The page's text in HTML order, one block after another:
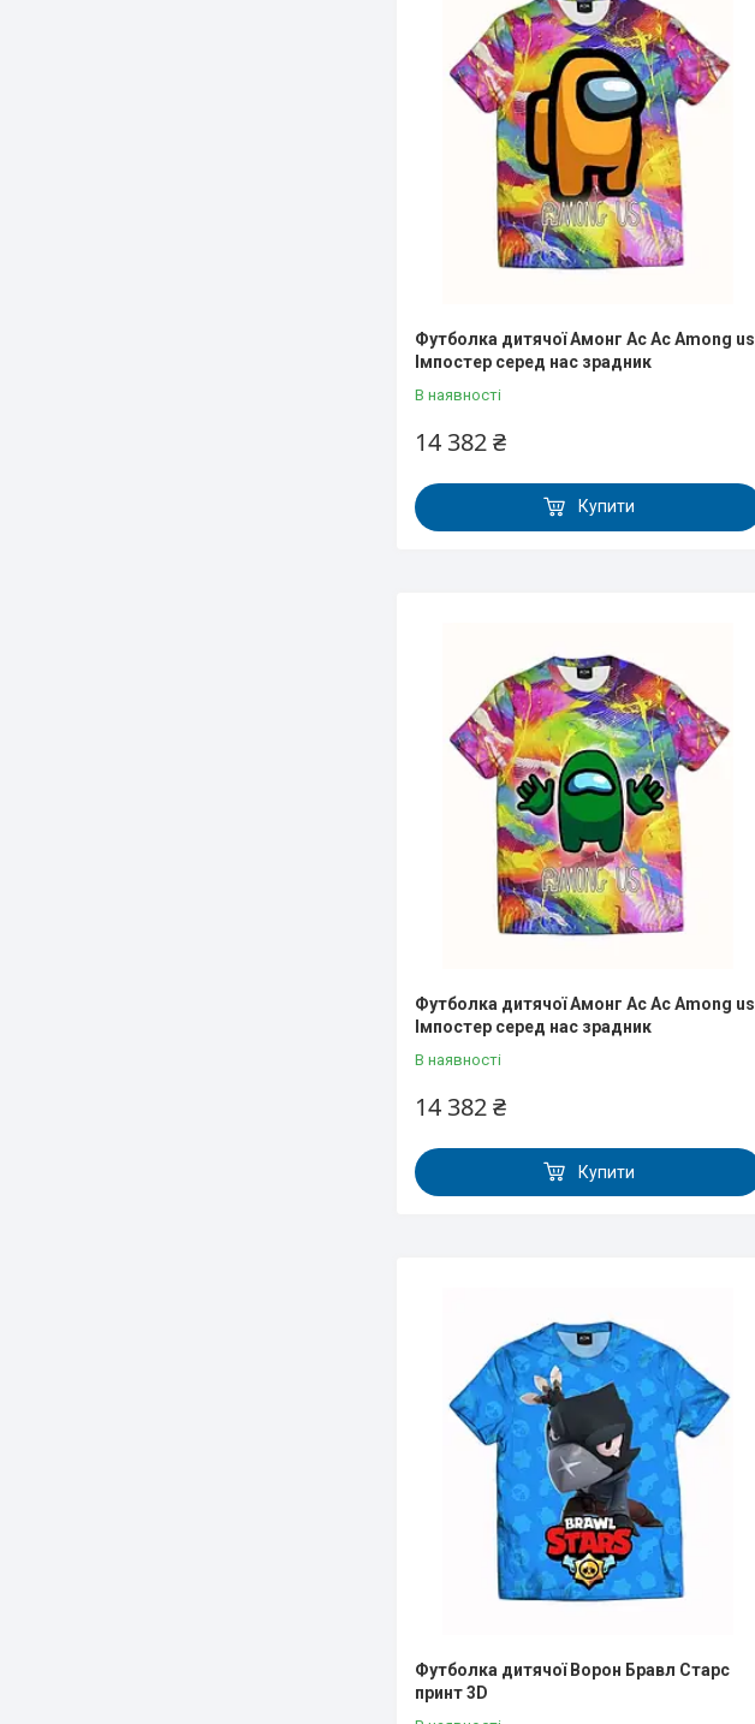
Футболка дитячої Амонг Ас Ас Аmong us
Імпостер серед нас зрадник
В наявності
14 382 ₴
Купити
Футболка дитячої Амонг Ас Ас Аmong us
Імпостер серед нас зрадник
В наявності
14 382 ₴
Купити
Футболка дитячої Ворон Бравл Старс
принт 3D